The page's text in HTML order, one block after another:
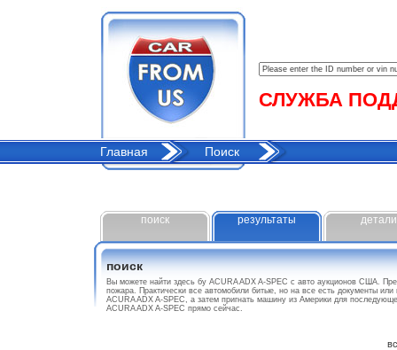
СЛУЖБА
Главная Поиск
поиск результаты детали
поиск
Вы можете найти здесь бу ACURA ADX A-SPEC с авто аукционов США.
пожара. Практически все автомобили битые, но на все есть документы
ACURA ADX A-SPEC, а затем пригнать машину из Америки для
ACURA ADX A-SPEC прямо сейчас.